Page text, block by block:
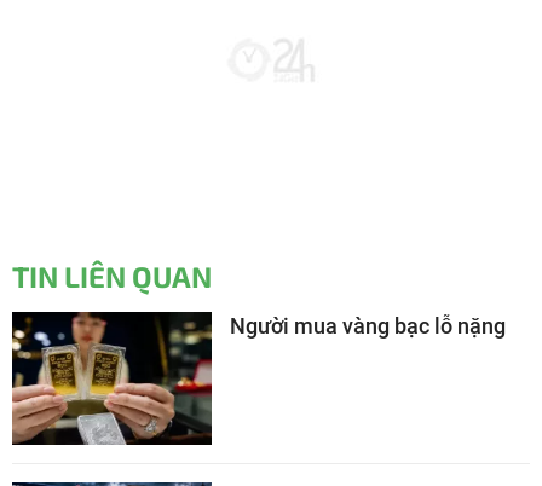
TIN LIÊN QUAN
Người mua vàng bạc lỗ nặng